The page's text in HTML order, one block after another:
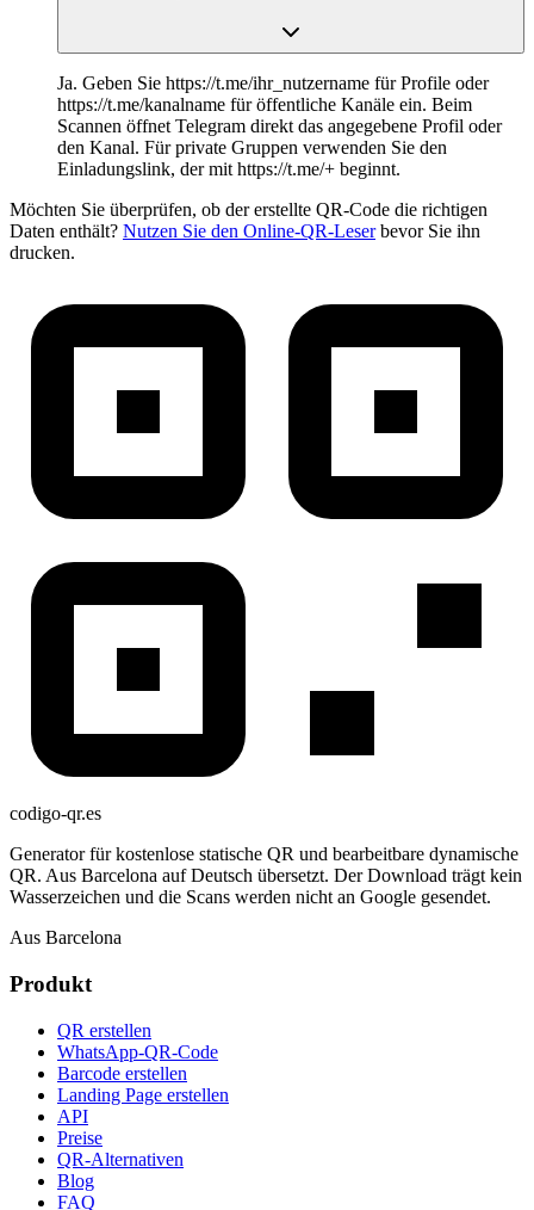
Ja. Geben Sie https://t.me/ihr_nutzername für Profile oder
https://t.me/kanalname für öffentliche Kanäle ein. Beim
Scannen öffnet Telegram direkt das angegebene Profil oder
den Kanal. Für private Gruppen verwenden Sie den
Einladungslink, der mit https://t.me/+ beginnt.
Möchten Sie überprüfen, ob der erstellte QR-Code die richtigen
Daten enthält? Nutzen Sie den Online-QR-Leser bevor Sie ihn
drucken.
codigo-qr.es
Generator für kostenlose statische QR und bearbeitbare dynamische
QR. Aus Barcelona auf Deutsch übersetzt. Der Download trägt kein
Wasserzeichen und die Scans werden nicht an Google gesendet.
Aus Barcelona
Produkt
QR erstellen
WhatsApp-QR-Code
Barcode erstellen
Landing Page erstellen
API
Preise
QR-Alternativen
Blog
FAQ